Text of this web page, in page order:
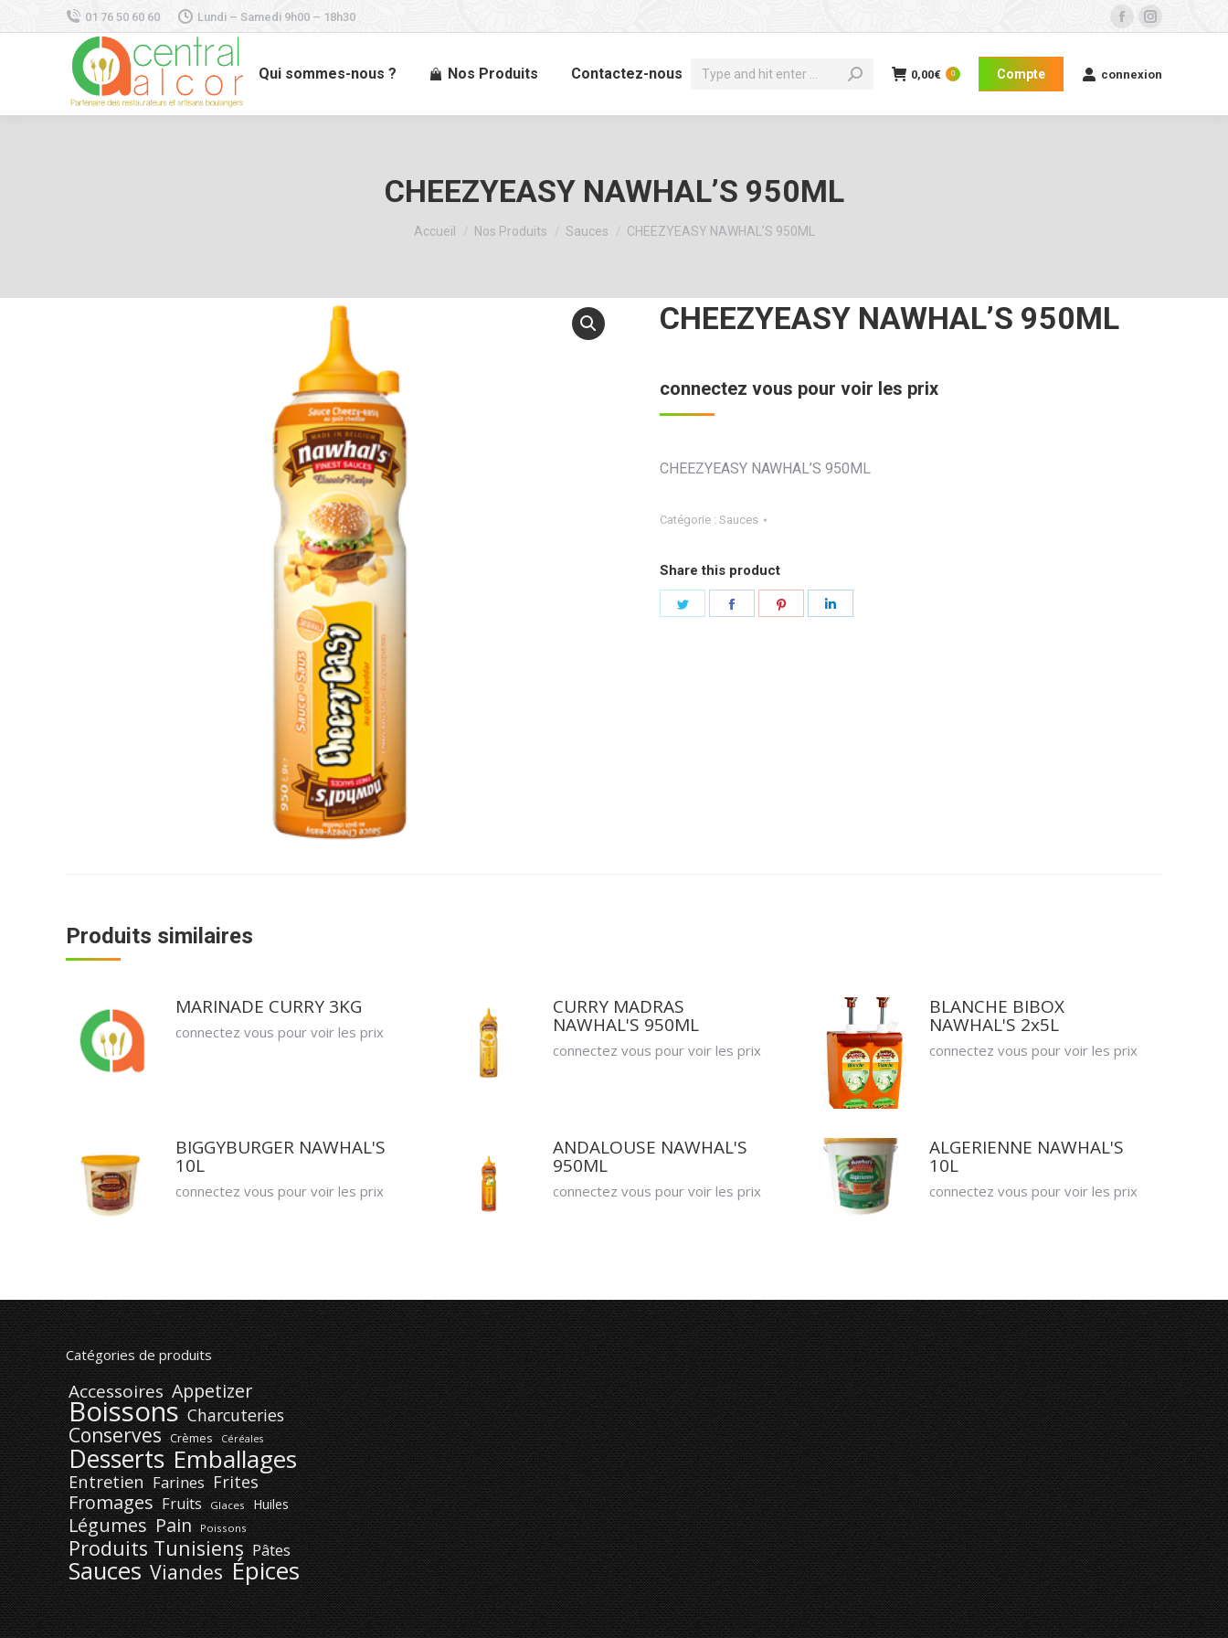
01 76 50 60 60 Lundi – Samedi 9h00 – 18h30
Facebook
opens
Instagram
opens
Qui sommes-nous ? Nos Produits Contactez-nous
Recherche
0,00€ 0 Compte connexion
CHEEZYEASY NAWHAL’S 950ML
Vous êtes ici :
Accueil Nos Produits Sauces CHEEZYEASY NAWHAL’S 950ML
CHEEZYEASY NAWHAL’S 950ML
connectez vous pour voir les prix
CHEEZYEASY NAWHAL’S 950ML
Catégorie : Sauces
Share this product
Partager
Partager Partager
Produits similaires
MARINADE CURRY 3KG
connectez vous pour voir les prix
CURRY MADRAS
NAWHAL'S 950ML
connectez vous pour voir les prix
BLANCHE BIBOX
NAWHAL'S 2x5L
connectez vous pour voir les prix
BIGGYBURGER NAWHAL'S
10L
connectez vous pour voir les prix
ANDALOUSE NAWHAL'S
950ML
connectez vous pour voir les prix
ALGERIENNE NAWHAL'S
10L
connectez vous pour voir les prix
Catégories de produits
Accessoires Appetizer
Boissons Charcuteries
Conserves Crèmes Céréales
Desserts Emballages
Entretien Farines Frites
Fromages Fruits Glaces Huiles
Légumes Pain Poissons
Produits Tunisiens Pâtes
Sauces Viandes Épices